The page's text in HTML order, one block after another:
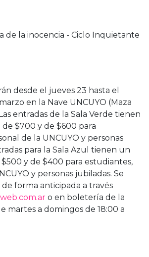
de la inocencia - Ciclo Inquietante
desde el jueves 23 hasta el
en la Nave UNCUYO (Maza
entradas de la Sala Verde tienen
$700 y de $600 para
de la UNCUYO y personas
para la Sala Azul tienen un
y de $400 para estudiantes,
y personas jubiladas. Se
forma anticipada a través
o en boletería de la
martes a domingos de 18:00 a